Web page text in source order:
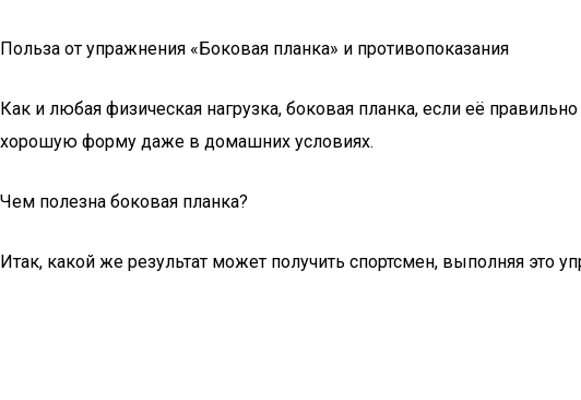
Польза от упражнения «Боковая планка» и противопоказания
Как и любая физическая нагрузка, боковая планка, если её
хорошую форму даже в домашних условиях.
Чем полезна боковая планка?
Итак, какой же результат может получить спортсмен, выполняя это